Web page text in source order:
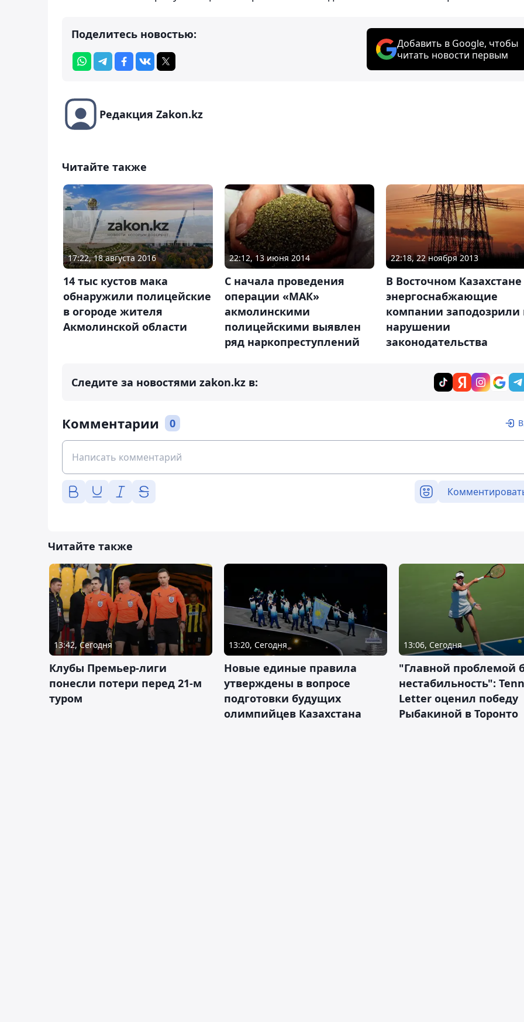
Поделитесь новостью:
Добавить в Google, чтобы
читать новости первым
Редакция Zakon.kz
Читайте также
17:22, 18 августа 2016
14 тыс кустов мака
обнаружили полицейские
в огороде жителя
Акмолинской области
22:12, 13 июня 2014
С начала проведения
операции «МАК»
акмолинскими
полицейскими выявлен
ряд наркопреступлений
22:18, 22 ноября 2013
В Восточном Казахстане
энергоснабжающие
компании заподозрили
нарушении
законодательства
Следите за новостями zakon.kz в:
Комментарии 0
Читайте также
13:42, Сегодня
Клубы Премьер-лиги
понесли потери перед 21-м
туром
13:20, Сегодня
Новые единые правила
утверждены в вопросе
подготовки будущих
олимпийцев Казахстана
13:06, Сегодня
"Главной проблемой
нестабильность":
Letter оценил победу
Рыбакиной в Торонто